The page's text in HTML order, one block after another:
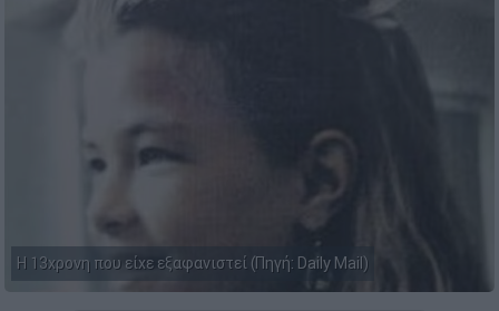
Η 13χρονη που είχε εξαφανιστεί (Πηγή: Daily Mail)